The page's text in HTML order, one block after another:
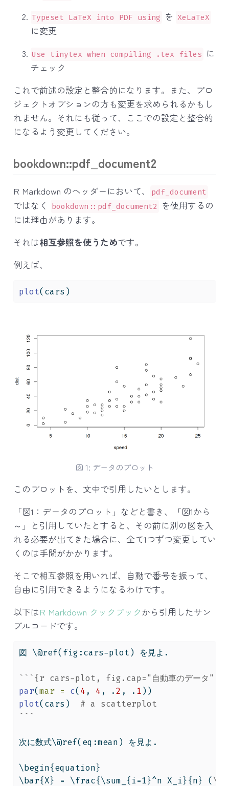
Typeset LaTeX into PDF using を XeLaTeX
に変更
Use tinytex when compiling .tex files に
チェック
これで前述の設定と整合的になります。また、プロ
ジェクトオプションの方も変更を求められるかもし
れません。それにも従って、ここでの設定と整合的
になるよう変更してください。
bookdown::pdf_document2
R Markdown のヘッダーにおいて、 pdf_document
ではなく bookdown::pdf_document2 を使用するの
には理由があります。
それは相互参照を使うためです。
例えば、
plot(cars)
図 1: データのプロット
このプロットを、文中で引用したいとします。
「図1：データのプロット」などと書き、「図1から
～」と引用していたとすると、その前に別の図を入
れる必要が出てきた場合に、全て1つずつ変更してい
くのは手間がかかります。
そこで相互参照を用いれば、自動で番号を振って、
自由に引用できるようになるわけです。
以下はR Markdown クックブックから引用したサン
プルコードです。
図 \@ref(fig:cars-plot) を見よ.
```{r cars-plot, fig.cap="自動車のデータ",
par(mar = c( 4 , 4 , .2 , . 1))
plot(cars) # a scatterplot
```
次に数式\@ref(eq:mean) を見よ.
\begin{equation}
\bar{X} = \frac{\sum_{i=1}^n X_i}{n} ( \#